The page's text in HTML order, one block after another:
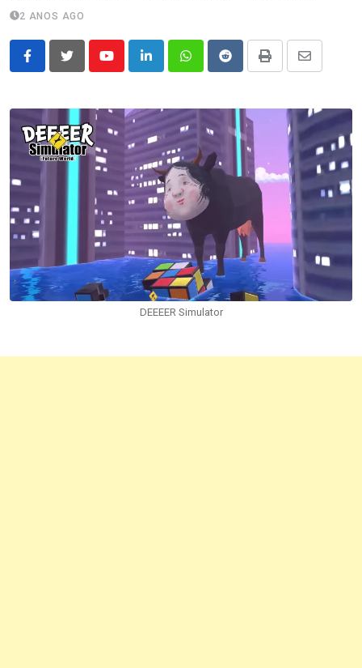
2 ANOS AGO
YoutubeLinkedInWhatsappRedditPrint
Share
Email
DEEEER Simulator